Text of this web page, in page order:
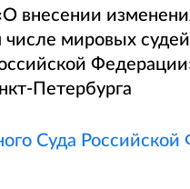
внесении
мировых
Петербурга
Суда